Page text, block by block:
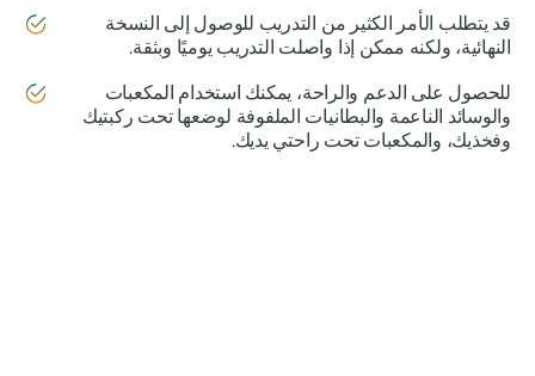
قد يتطلب الأمر الكثير من التدريب للوصول إلى النسخة
النهائية، ولكنه ممكن إذا واصلت التدريب يوميًا وبثقة.
للحصول على الدعم والراحة، يمكنك استخدام المكعبات
والوسائد الناعمة والبطانيات الملفوفة لوضعها تحت ركبتيك
وفخذيك، والمكعبات تحت راحتي يديك.